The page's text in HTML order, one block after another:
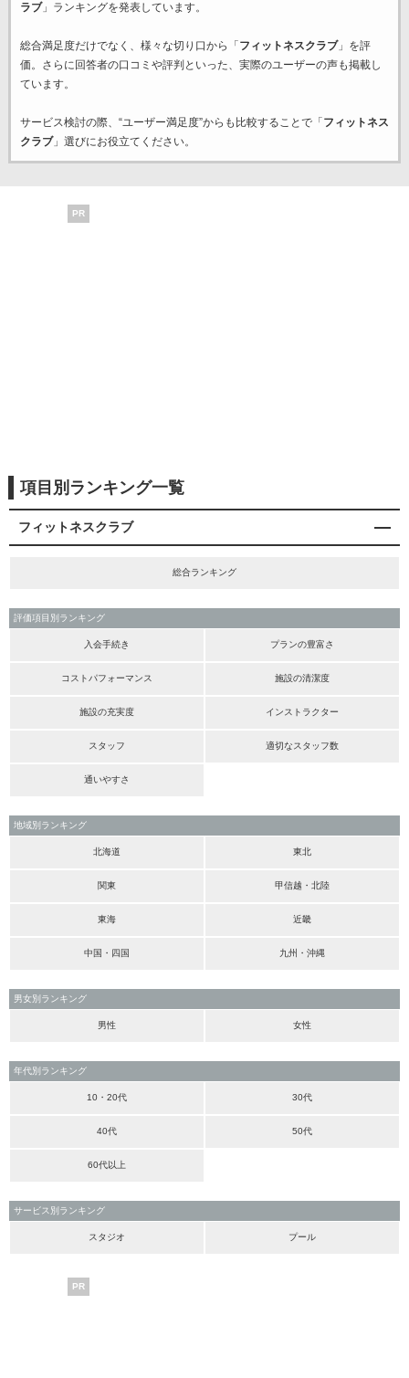
ラブ」ランキングを発表しています。
総合満足度だけでなく、様々な切り口から「 フィットネスクラブ」を評
価。さらに回答者の口コミや評判といった、実際のユーザーの声も掲載し
ています。
サービス検討の際、“ユーザー満足度”からも比較することで「 フィットネス
クラブ」選びにお役立てください。
PR
項目別ランキング一覧
フィットネスクラブ
総合ランキング
評価項目別ランキング
入会手続き プランの豊富さ
コストパフォーマンス 施設の清潔度
施設の充実度 インストラクター
スタッフ 適切なスタッフ数
通いやすさ
地域別ランキング
北海道 東北
関東 甲信越・北陸
東海 近畿
中国・四国 九州・沖縄
男女別ランキング
男性 女性
年代別ランキング
10・20代 30代
40代 50代
60代以上
サービス別ランキング
スタジオ プール
PR